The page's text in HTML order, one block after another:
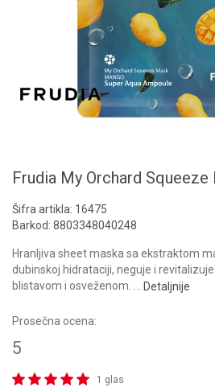
Frudia My Orchard
Šifra artikla: 16475
Barkod: 8803348040248
Hranljiva sheet maska sa ekstraktom
dubinskoj hidrataciji, neguje i
blistavom i osveženom.
Detaljnije
Prosečna ocena:
5
1 glas